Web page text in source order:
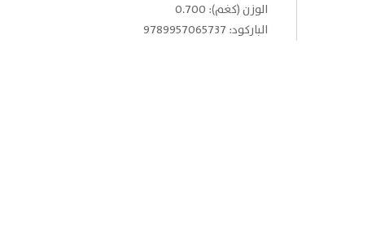
الوزن (كغم): 0.700
الباركود: 9789957065737